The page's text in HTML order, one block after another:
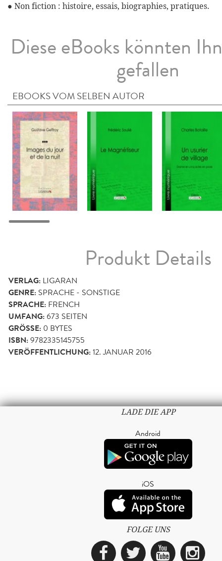
● Non fiction : histoire, essais, biographies, pratiques.
Diese eBooks könnten
gefallen
EBOOKS VOM SELBEN AUTOR
Produkt Details
VERLAG: LIGARAN
GENRE: SPRACHE - SONSTIGE
SPRACHE: FRENCH
UMFANG:673 SEITEN
GRÖSSE: 0 BYTES
ISBN:9782335145755
VERÖFFENTLICHUNG:12. JANUAR 2016
LADE DIE APP
Android
iOS
FOLGE UNS
Facebook
Twitter